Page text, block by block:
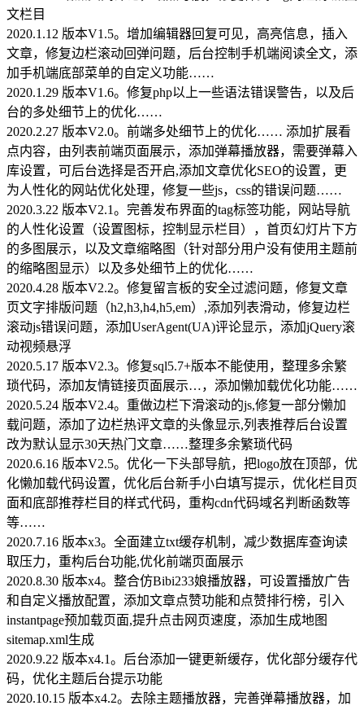
文栏目
2020.1.12 版本V1.5。增加编辑器回复可见，高亮信息，插入
文章，修复边栏滚动回弹问题，后台控制手机端阅读全文，添
加手机端底部菜单的自定义功能……
2020.1.29 版本V1.6。修复php以上一些语法错误警告，以及后
台的多处细节上的优化……
2020.2.27 版本V2.0。前端多处细节上的优化…… 添加扩展看
点内容，由列表前端页面展示，添加弹幕播放器，需要弹幕入
库设置，可后台选择是否开启,添加文章优化SEO的设置，更
为人性化的网站优化处理，修复一些js，css的错误问题……
2020.3.22 版本V2.1。完善发布界面的tag标签功能，网站导航
的人性化设置（设置图标，控制显示栏目），首页幻灯片下方
的多图展示，以及文章缩略图（针对部分用户没有使用主题前
的缩略图显示）以及多处细节上的优化……
2020.4.28 版本V2.2。修复留言板的安全过滤问题，修复文章
页文字排版问题（h2,h3,h4,h5,em）,添加列表滑动，修复边栏
滚动js错误问题，添加UserAgent(UA)评论显示，添加jQuery滚
动视频悬浮
2020.5.17 版本V2.3。修复sql5.7+版本不能使用，整理多余繁
琐代码，添加友情链接页面展示…，添加懒加载优化功能……
2020.5.24 版本V2.4。重做边栏下滑滚动的js,修复一部分懒加
载问题，添加了边栏热评文章的头像显示,列表推荐后台设置
改为默认显示30天热门文章……整理多余繁琐代码
2020.6.16 版本V2.5。优化一下头部导航，把logo放在顶部，优
化懒加载代码设置，优化后台新手小白填写提示，优化栏目页
面和底部推荐栏目的样式代码，重构cdn代码域名判断函数等
等……
2020.7.16 版本x3。全面建立txt缓存机制，减少数据库查询读
取压力，重构后台功能,优化前端页面展示
2020.8.30 版本x4。整合仿Bibi233娘播放器，可设置播放广告
和自定义播放配置，添加文章点赞功能和点赞排行榜，引入
instantpage预加载页面,提升点击网页速度，添加生成地图
sitemap.xml生成
2020.9.22 版本x4.1。后台添加一键更新缓存，优化部分缓存代
码，优化主题后台提示功能
2020.10.15 版本x4.2。去除主题播放器，完善弹幕播放器，加